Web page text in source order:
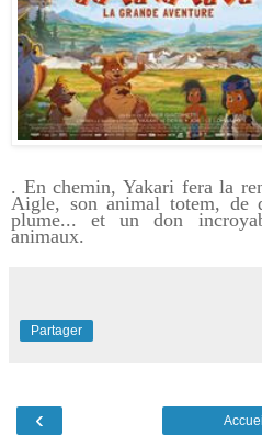
. En chemin, Yakari fera la
Aigle, sonanimal totem, de
plume... et un don
animaux.
Partager
‹